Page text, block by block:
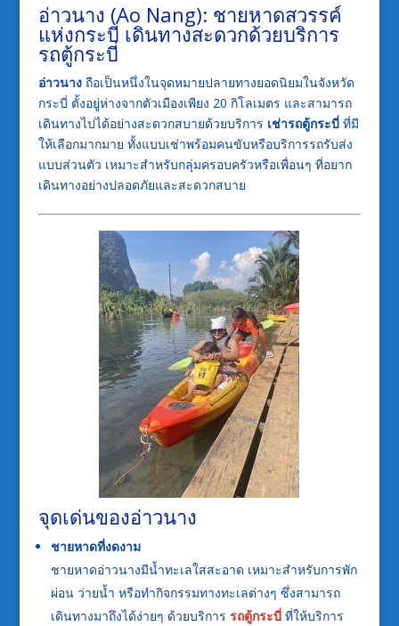
อ่าวนาง (Ao Nang): ชายหาดสวรรค์
แห่งกระบี่ เดินทางสะดวกด้วยบริการ
รถตู้กระบี่
อ่าวนางถือเป็นหนึ่งในจุดหมายปลายทางยอดนิยมในจังหวัด
กระบี่ ตั้งอยู่ห่างจากตัวเมืองเพียง 20 กิโลเมตร และสามารถ
เดินทางไปได้อย่างสะดวกสบายด้วยบริการ เช่ารถตู้กระบี่ที่มี
ให้เลือกมากมาย ทั้งแบบเช่าพร้อมคนขับหรือบริการรถรับส่ง
แบบส่วนตัว เหมาะสำหรับกลุ่มครอบครัวหรือเพื่อนๆ ที่อยาก
เดินทางอย่างปลอดภัยและสะดวกสบาย
จุดเด่นของอ่าวนาง
ชายหาดที่งดงาม
ชายหาดอ่าวนางมีน้ำทะเลใสสะอาด เหมาะสำหรับการพัก
ผ่อน ว่ายน้ำ หรือทำกิจกรรมทางทะเลต่างๆ ซึ่งสามารถ
เดินทางมาถึงได้ง่ายๆ ด้วยบริการ รถตู้กระบี่ที่ให้บริการ